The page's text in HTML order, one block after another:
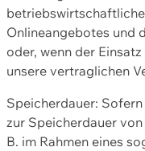
Onlineangebotes und
oder, wenn der
unsere vertraglichen
Speicherdauer:
zur Speicherdauer
B. im Rahmen eines